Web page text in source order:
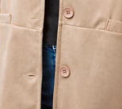
la guida